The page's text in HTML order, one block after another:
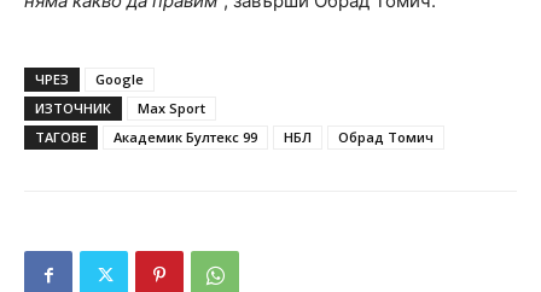
ЧРЕЗ
Google
ИЗТОЧНИК
Max Sport
ТАГОВЕ
Академик Бултекс 99 НБЛ Обрад Томич